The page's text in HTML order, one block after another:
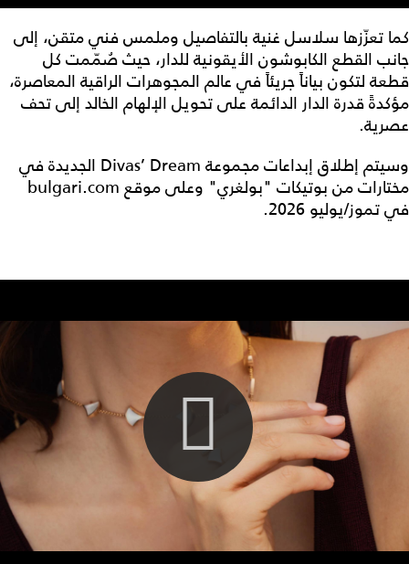
كما تعزّزها سلاسل غنية بالتفاصيل وملمس فني متقن، إلى
جانب القطع الكابوشون الأيقونية للدار، حيث صُمّمت كل
قطعة لتكون بياناً جريئاً في عالم المجوهرات الراقية المعاصرة،
مؤكدةً قدرة الدار الدائمة على تحويل الإلهام الخالد إلى تحف
عصرية.
وسيتم إطلاق إبداعات مجموعة Divas’ Dream الجديدة في
مختارات من بوتيكات "بولغري" وعلى موقع bulgari.com
في تموز/يوليو 2026.